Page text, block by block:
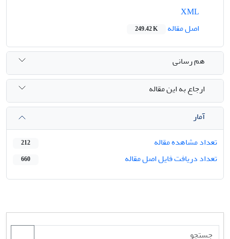
اصل مقاله
249.42 K
هم رسانی
ارجاع به این مقاله
آمار
تعداد مشاهده مقاله
212
تعداد دریافت فایل اصل مقاله 660